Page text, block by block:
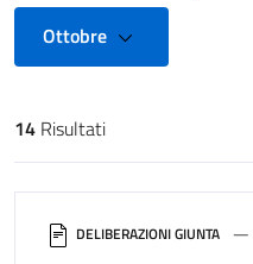
Ottobre
Risultati di
14 Risultati
DELIBERAZIONI GIUNTA